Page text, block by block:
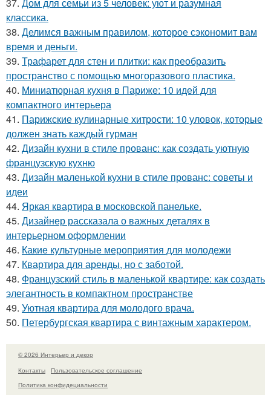
классика.
38. Делимся важным правилом, которое сэкономит вам
время и деньги.
39. Трафарет для стен и плитки: как преобразить
пространство с помощью многоразового пластика.
40. Миниатюрная кухня в Париже: 10 идей для
компактного интерьера
41. Парижские кулинарные хитрости: 10 уловок, которые
должен знать каждый гурман
42. Дизайн кухни в стиле прованс: как создать уютную
французскую кухню
43. Дизайн маленькой кухни в стиле прованс: советы и
идеи
44. Яркая квартира в московской панельке.
45. Дизайнер рассказала о важных деталях в
интерьерном оформлении
46. Какие культурные мероприятия для молодежи
47. Квартира для аренды, но с заботой.
48. Французский стиль в маленькой квартире: как создать
элегантность в компактном пространстве
49. Уютная квартира для молодого врача.
50. Петербургская квартира с винтажным характером.
© 2026 Интерьер и декор
Контакты
Пользовательское соглашение
Политика конфидециальности